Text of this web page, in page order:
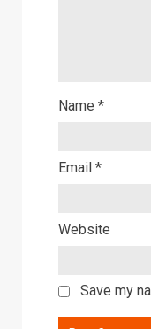
Name *
Email *
Website
Save my